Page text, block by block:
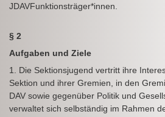
JDAVFunktionsträger*innen.
§ 2
Aufgaben und Ziele
1. Die Sektionsjugend vertritt ihre
Sektion und ihrer Gremien, in den
DAV sowie gegenüber Politik und
verwaltet sich selbständig im Rahmen